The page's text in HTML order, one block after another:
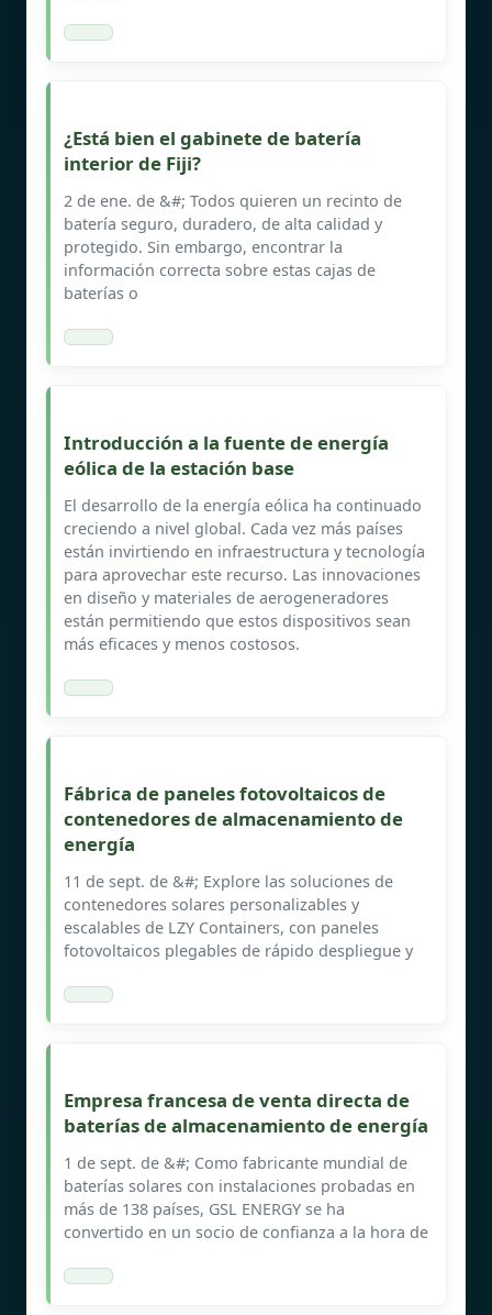
¿Está bien el gabinete de batería
interior de Fiji?
2 de ene. de &#; Todos quieren un recinto de
batería seguro, duradero, de alta calidad y
protegido. Sin embargo, encontrar la
información correcta sobre estas cajas de
baterías o
Introducción a la fuente de energía
eólica de la estación base
El desarrollo de la energía eólica ha continuado
creciendo a nivel global. Cada vez más países
están invirtiendo en infraestructura y tecnología
para aprovechar este recurso. Las innovaciones
en diseño y materiales de aerogeneradores
están permitiendo que estos dispositivos sean
más eficaces y menos costosos.
Fábrica de paneles fotovoltaicos de
contenedores de almacenamiento de
energía
11 de sept. de &#; Explore las soluciones de
contenedores solares personalizables y
escalables de LZY Containers, con paneles
fotovoltaicos plegables de rápido despliegue y
Empresa francesa de venta directa de
baterías de almacenamiento de energía
1 de sept. de &#; Como fabricante mundial de
baterías solares con instalaciones probadas en
más de 138 países, GSL ENERGY se ha
convertido en un socio de confianza a la hora de